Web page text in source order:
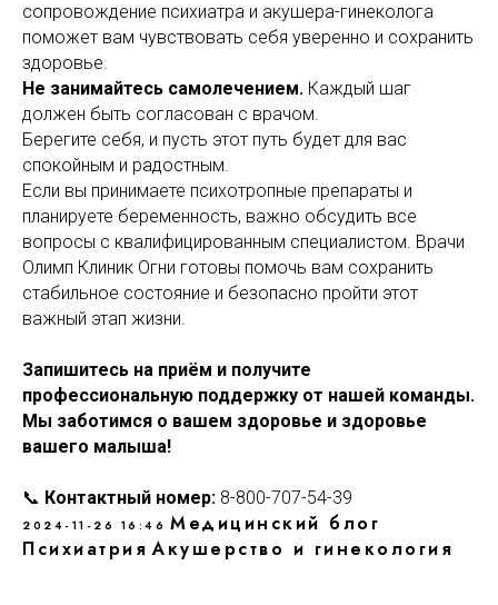
сопровождение психиатра и акушера-гинеколога
поможет вам чувствовать себя уверенно и сохранить
здоровье.
Не занимайтесь самолечением. Каждый шаг
должен быть согласован с врачом.
Берегите себя, и пусть этот путь будет для вас
спокойным и радостным.
Если вы принимаете психотропные препараты и
планируете беременность, важно обсудить все
вопросы с квалифицированным специалистом. Врачи
Олимп Клиник Огни готовы помочь вам сохранить
стабильное состояние и безопасно пройти этот
важный этап жизни.
Запишитесь на приём и получите
профессиональную поддержку от нашей команды.
Мы заботимся о вашем здоровье и здоровье
вашего малыша!
📞 Контактный номер: 8-800-707-54-39
2024-11-26 16:46 Медицинский блог
Психиатрия Акушерство и гинекология